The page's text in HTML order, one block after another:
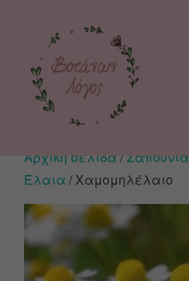
Αρχική σελίδα / Σαπούνια
Έλαια / Χαμομηλέλαιο